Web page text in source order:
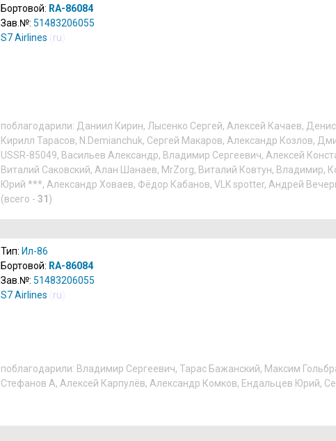
Бортовой: RA-86084
Зав.№: 51483206055
S7 Airlines
ru
поблагодарили: Даниил Кирин, Лысенко Сергей, Алексей Качаев,
Кирилл Тарасов, N.Demianchuk, Сергей Макаров, Александр Козлов,
USSR-85049, Васильев Александр, Владимир Сергеевич, Алексей
Виталий Саковский, Алан Шанаев, MrZorg, Виталий Ковтун, Владимир,
Юрий ***, Александр Ховаев, Фёдор Кабанов, VLK spotter, Андрей
(всего - 31 )
Тип: Ил-86
Бортовой: RA-86084
Зав.№: 51483206055
S7 Airlines
ru
поблагодарили: Владимир Сергеевич, Тарас Бажанский, Максим
Стефанов А, Алексей Карпулёв, Александр Комков, Ендальцев Юрий,